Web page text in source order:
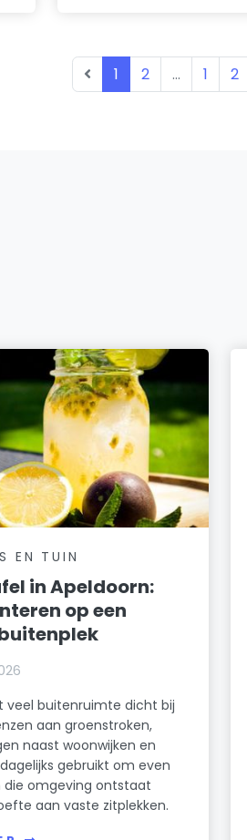
1 2 ... 1 2
EN TUIN
in Apeldoorn:
op een
veel buitenruimte dicht bij
aan groenstroken,
naast woonwijken en
gebruikt om even
die omgeving ontstaat
aan vaste zitplekken.